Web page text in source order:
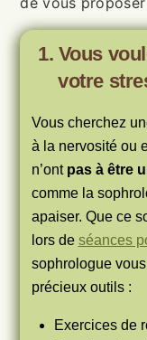
1. Vous
votre
Vous cherchez
à la nervosité ou
n’ont pas à être
comme la
apaiser. Que ce
lors de séances
sophrologue
précieux outils :
Exercices de